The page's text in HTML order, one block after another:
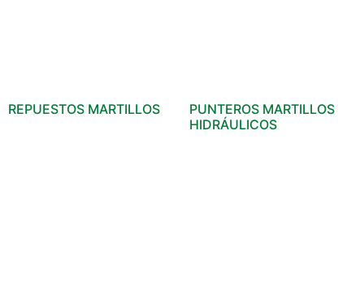
REPUESTOS MARTILLOS
PUNTEROS MARTILLOS
HIDRÁULICOS